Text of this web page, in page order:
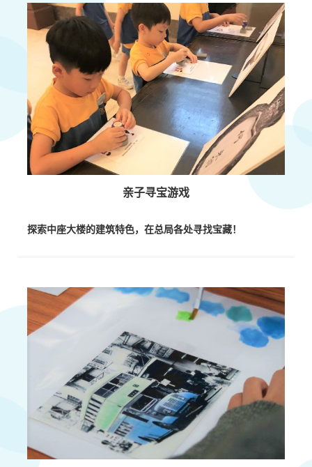
亲子寻宝游戏
探索中座大楼的建筑特色，在总局各处寻找宝藏！